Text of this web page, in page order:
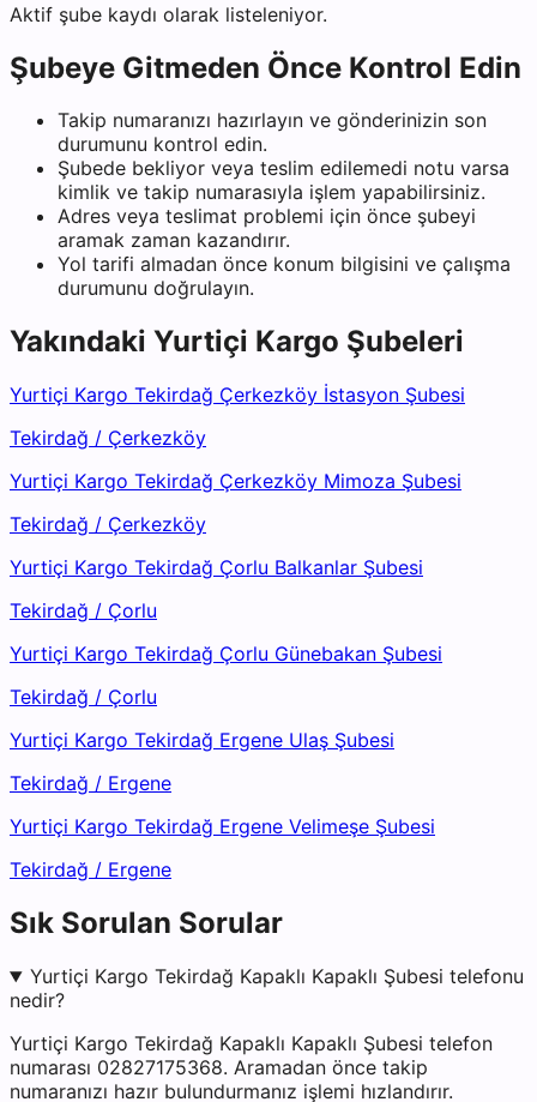
Aktif şube kaydı olarak listeleniyor.
Şubeye Gitmeden Önce Kontrol Edin
Takip numaranızı hazırlayın ve gönderinizin son
durumunu kontrol edin.
Şubede bekliyor veya teslim edilemedi notu varsa
kimlik ve takip numarasıyla işlem yapabilirsiniz.
Adres veya teslimat problemi için önce şubeyi
aramak zaman kazandırır.
Yol tarifi almadan önce konum bilgisini ve çalışma
durumunu doğrulayın.
Yakındaki Yurtiçi Kargo Şubeleri
Yurtiçi Kargo Tekirdağ Çerkezköy İstasyon Şubesi
Tekirdağ / Çerkezköy
Yurtiçi Kargo Tekirdağ Çerkezköy Mimoza Şubesi
Tekirdağ / Çerkezköy
Yurtiçi Kargo Tekirdağ Çorlu Balkanlar Şubesi
Tekirdağ / Çorlu
Yurtiçi Kargo Tekirdağ Çorlu Günebakan Şubesi
Tekirdağ / Çorlu
Yurtiçi Kargo Tekirdağ Ergene Ulaş Şubesi
Tekirdağ / Ergene
Yurtiçi Kargo Tekirdağ Ergene Velimeşe Şubesi
Tekirdağ / Ergene
Sık Sorulan Sorular
Yurtiçi Kargo Tekirdağ Kapaklı Kapaklı Şubesi telefonu
nedir?
Yurtiçi Kargo Tekirdağ Kapaklı Kapaklı Şubesi telefon
numarası 02827175368. Aramadan önce takip
numaranızı hazır bulundurmanız işlemi hızlandırır.